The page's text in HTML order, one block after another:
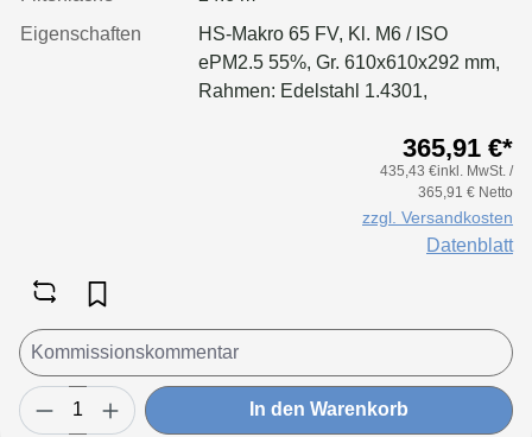
Eigenschaften
HS-Makro 65 FV, Kl. M6 / ISO
ePM2.5 55%, Gr. 610x610x292 mm,
Rahmen: Edelstahl 1.4301,
365,91 €*
435,43 €inkl. MwSt. /
365,91 € Netto
zzgl. Versandkosten
Datenblatt
In den Warenkorb